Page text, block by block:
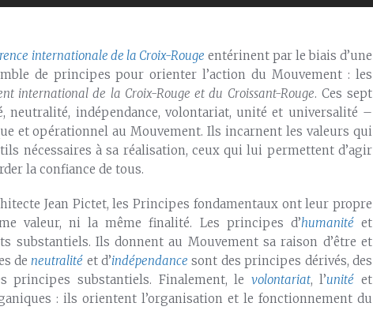
internationale de la Croix-Rouge entérinent par le biais d’une
de principes pour orienter l’action du Mouvement : les
international de la Croix-Rouge et du Croissant-Rouge. Ces sept
indépendance, volontariat, unité et universalité –
et opérationnel au Mouvement. Ils incarnent les valeurs qui
nécessaires à sa réalisation, ceux qui lui permettent d’agir
la confiance de tous.
Jean Pictet, les Principes fondamentaux ont leur propre
valeur, ni la même finalité. Les principes d’humanitéet
substantiels. Ils donnent au Mouvement sa raison d’être et
deneutralité et d’indépendance sont des principes dérivés, des
substantiels. Finalement, le volontariat, l’unité et
: ils orientent l’organisation et le fonctionnement du